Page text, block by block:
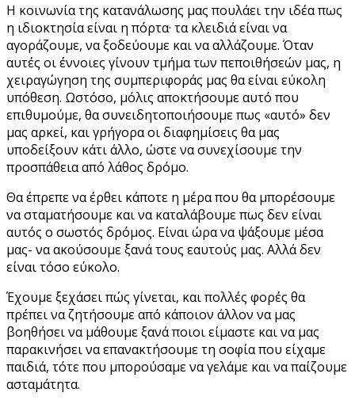
Η κοινωνία της κατανάλωσης μας πουλάει την ιδέα πως
η ιδιοκτησία είναι η πόρτα· τα κλειδιά είναι να
αγοράζουμε, να ξοδεύουμε και να αλλάζουμε. Όταν
αυτές οι έννοιες γίνουν τμήμα των πεποιθήσεών μας, η
χειραγώγηση της συμπεριφοράς μας θα είναι εύκολη
υπόθεση. Ωστόσο, μόλις αποκτήσουμε αυτό που
επιθυμούμε, θα συνειδητοποιήσουμε πως «αυτό» δεν
μας αρκεί, και γρήγορα οι διαφημίσεις θα μας
υποδείξουν κάτι άλλο, ώστε να συνεχίσουμε την
προσπάθεια από λάθος δρόμο.
Θα έπρεπε να έρθει κάποτε η μέρα που θα μπορέσουμε
να σταματήσουμε και να καταλάβουμε πως δεν είναι
αυτός ο σωστός δρόμος. Είναι ώρα να ψάξουμε μέσα
μας- να ακούσουμε ξανά τους εαυτούς μας. Αλλά δεν
είναι τόσο εύκολο.
Έχουμε ξεχάσει πώς γίνεται, και πολλές φορές θα
πρέπει να ζητήσουμε από κάποιον άλλον να μας
βοηθήσει να μάθουμε ξανά ποιοι είμαστε και να μας
παρακινήσει να επανακτήσουμε τη σοφία που είχαμε
παιδιά, τότε που μπορούσαμε να γελάμε και να παίζουμε
ασταμάτητα.